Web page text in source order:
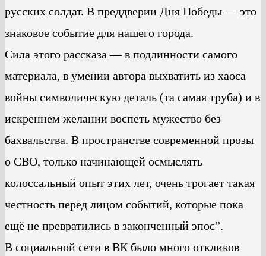
русских солдат. В преддверии Дня Победы — это
знаковое событие для нашего города.
Сила этого рассказа — в подлинности самого
материала, в умении автора выхватить из хаоса
войны символическую деталь (та самая труба) и в
искреннем желании воспеть мужество без
бахвальства. В пространстве современной прозы
о СВО, только начинающей осмыслять
колоссальный опыт этих лет, очень трогает такая
честность перед лицом событий, которые пока
ещё не превратились в законченный эпос”.
В социальной сети в ВК было много откликов